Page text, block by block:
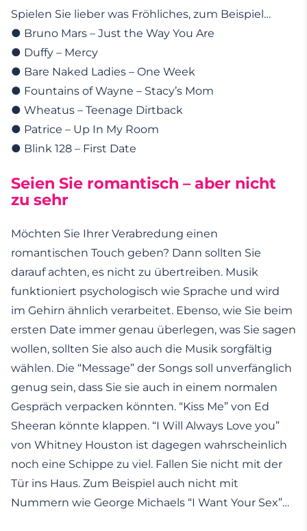
Spielen Sie lieber was Fröhliches, zum Beispiel…
● Bruno Mars – Just the Way You Are
● Duffy – Mercy
● Bare Naked Ladies – One Week
● Fountains of Wayne – Stacy’s Mom
● Wheatus – Teenage Dirtback
● Patrice – Up In My Room
● Blink 128 – First Date
Seien Sie romantisch – aber nicht
zu sehr
Möchten Sie Ihrer Verabredung einen
romantischen Touch geben? Dann sollten Sie
darauf achten, es nicht zu übertreiben. Musik
funktioniert psychologisch wie Sprache und wird
im Gehirn ähnlich verarbeitet. Ebenso, wie Sie beim
ersten Date immer genau überlegen, was Sie sagen
wollen, sollten Sie also auch die Musik sorgfältig
wählen. Die “Message” der Songs soll unverfänglich
genug sein, dass Sie sie auch in einem normalen
Gespräch verpacken könnten. “Kiss Me” von Ed
Sheeran könnte klappen. “I Will Always Love you”
von Whitney Houston ist dagegen wahrscheinlich
noch eine Schippe zu viel. Fallen Sie nicht mit der
Tür ins Haus. Zum Beispiel auch nicht mit
Nummern wie George Michaels “I Want Your Sex”…